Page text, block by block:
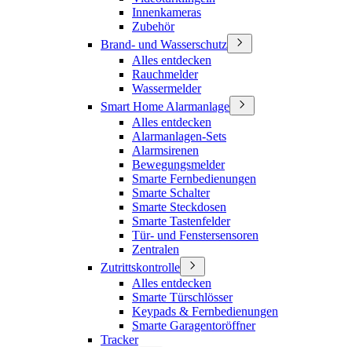
Innenkameras
Zubehör
Brand- und Wasserschutz
Alles entdecken
Rauchmelder
Wassermelder
Smart Home Alarmanlage
Alles entdecken
Alarmanlagen-Sets
Alarmsirenen
Bewegungsmelder
Smarte Fernbedienungen
Smarte Schalter
Smarte Steckdosen
Smarte Tastenfelder
Tür- und Fenstersensoren
Zentralen
Zutrittskontrolle
Alles entdecken
Smarte Türschlösser
Keypads & Fernbedienungen
Smarte Garagentoröffner
Tracker